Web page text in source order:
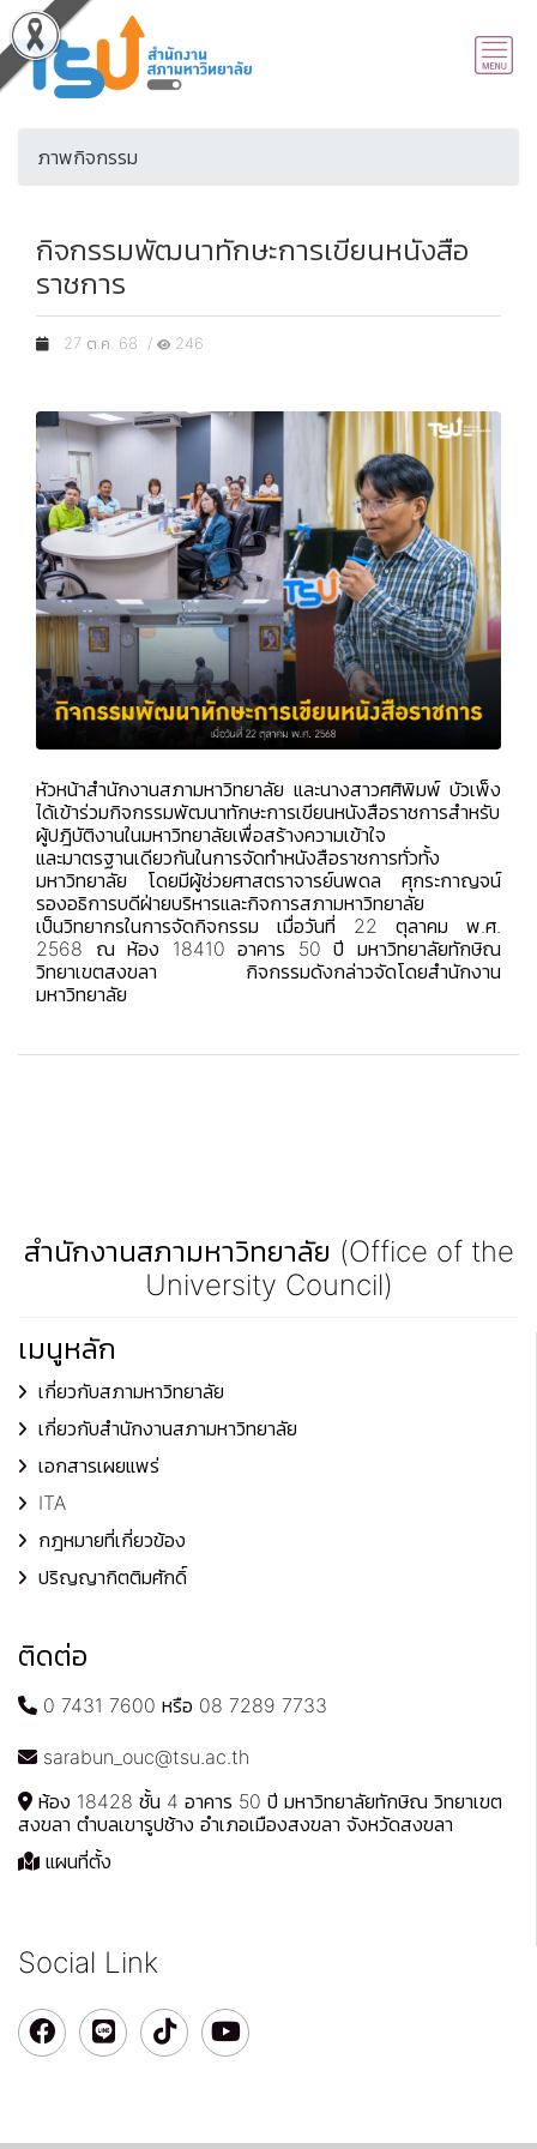
ภาพกิจกรรม
กิจกรรมพัฒนาทักษะการเขียนหนังสือ
ราชการ
27 ต.ค. 68 / 246
หัวหน้าสำนักงานสภามหาวิทยาลัย และนางสาวศศิพิมพ์ บัวเพ็ง
ได้เข้าร่วมกิจกรรมพัฒนาทักษะการเขียนหนังสือราชการสำหรับ
ผู้ปฎิบัติงานในมหาวิทยาลัยเพื่อสร้างความเข้าใจ
และมาตรฐานเดียวกันในการจัดทำหนังสือราชการทั่วทั้ง
มหาวิทยาลัย โดยมีผู้ช่วยศาสตราจารย์นพดล ศุกระกาญจน์
รองอธิการบดีฝ่ายบริหารและกิจการสภามหาวิทยาลัย
เป็นวิทยากรในการจัดกิจกรรม เมื่อวันที่ 22 ตุลาคม พ.ศ.
2568 ณ ห้อง 18410 อาคาร 50 ปี มหาวิทยาลัยทักษิณ
วิทยาเขตสงขลา กิจกรรมดังกล่าวจัดโดยสำนักงาน
มหาวิทยาลัย
สำนักงานสภามหาวิทยาลัย (Office of the
University Council)
เมนูหลัก
เกี่ยวกับสภามหาวิทยาลัย
เกี่ยวกับสำนักงานสภามหาวิทยาลัย
เอกสารเผยแพร่
ITA
กฎหมายที่เกี่ยวข้อง
ปริญญากิตติมศักดิ์
ติดต่อ
0 7431 7600 หรือ 08 7289 7733
sarabun_ouc@tsu.ac.th
ห้อง 18428 ชั้น 4 อาคาร 50 ปี มหาวิทยาลัยทักษิณ วิทยาเขต
สงขลา ตำบลเขารูปช้าง อำเภอเมืองสงขลา จังหวัดสงขลา
แผนที่ตั้ง
Social Link